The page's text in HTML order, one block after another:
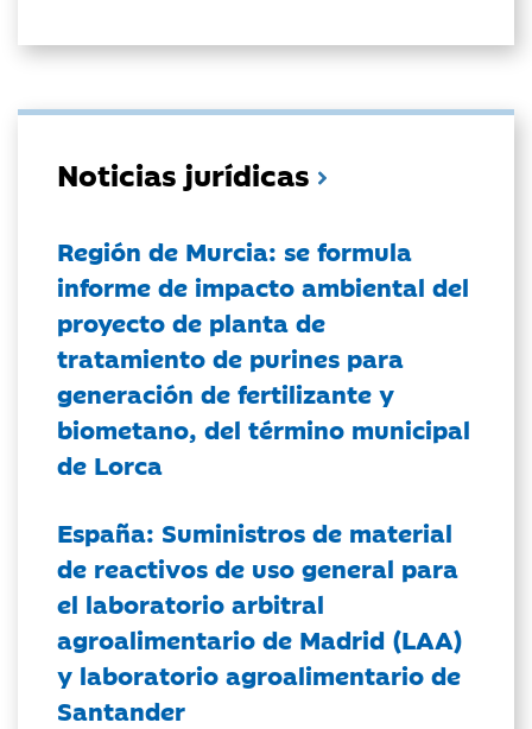
Noticias jurídicas
Región de Murcia: se formula
informe de impacto ambiental del
proyecto de planta de
tratamiento de purines para
generación de fertilizante y
biometano, del término municipal
de Lorca
España: Suministros de material
de reactivos de uso general para
el laboratorio arbitral
agroalimentario de Madrid (LAA)
y laboratorio agroalimentario de
Santander